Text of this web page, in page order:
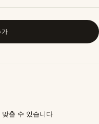
가
출 수 있습니다